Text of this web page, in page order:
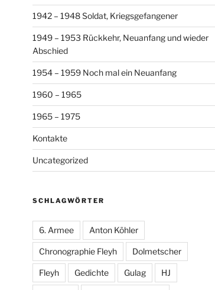
1942 – 1948 Soldat, Kriegsgefangener
1949 – 1953 Rückkehr, Neuanfang und wieder
Abschied
1954 – 1959 Noch mal ein Neuanfang
1960 – 1965
1965 – 1975
Kontakte
Uncategorized
SCHLAGWÖRTER
6. Armee Anton Köhler
Chronographie Fleyh Dolmetscher
Fleyh Gedichte Gulag HJ